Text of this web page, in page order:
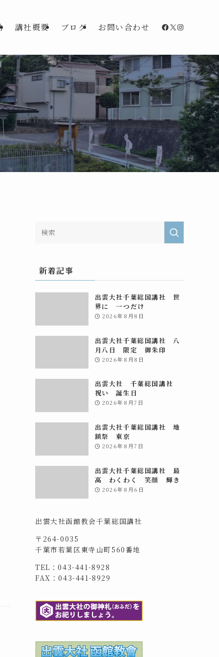
講社概要 ブログ お問い合わせ Facebook
X
新着記事
出雲大社千葉総国講社 世
界に 一つだけ
2026年8月8日
出雲大社千葉総国講社 八
月八日 限定 御朱印
2026年8月8日
出雲大社 千葉総国講社
祝い 誕生日
2026年8月7日
出雲大社千葉総国講社 地
鎮祭 東京
2026年8月7日
出雲大社千葉総国講社 最
高 わくわく 笑顔 輝き
2026年8月6日
出雲大社函館教会千葉総国講社
〒264-0035
千葉市若葉区東寺山町560番地
TEL：043-441-8928
FAX：043-441-8929